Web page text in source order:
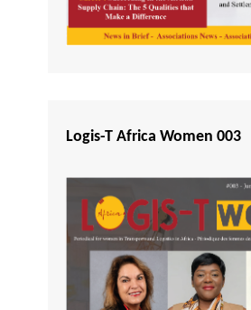
Logis-T Africa Women 003